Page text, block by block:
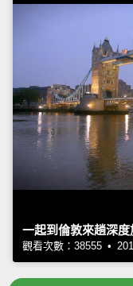
一起到倫敦來趟深度
觀看次數：38555 •